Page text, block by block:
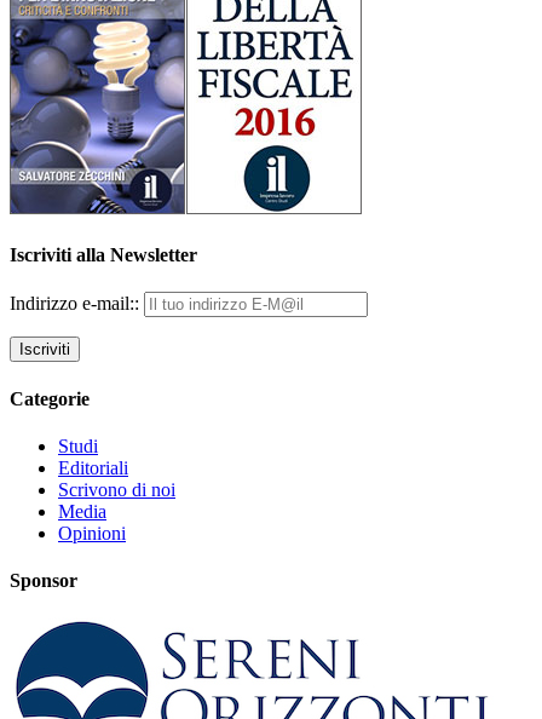
Iscriviti alla Newsletter
Indirizzo e-mail::
Categorie
Studi
Editoriali
Scrivono di noi
Media
Opinioni
Sponsor